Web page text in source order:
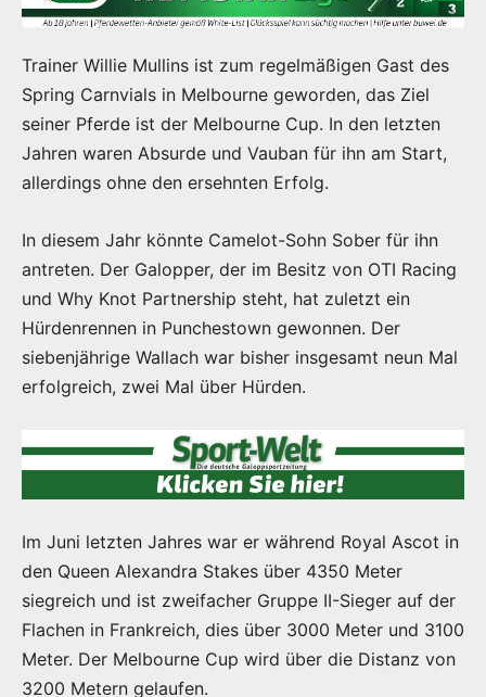
Trainer Willie Mullins ist zum regelmäßigen Gast des
Spring Carnvials in Melbourne geworden, das Ziel
seiner Pferde ist der Melbourne Cup. In den letzten
Jahren waren Absurde und Vauban für ihn am Start,
allerdings ohne den ersehnten Erfolg.
In diesem Jahr könnte Camelot-Sohn Sober für ihn
antreten. Der Galopper, der im Besitz von OTI Racing
und Why Knot Partnership steht, hat zuletzt ein
Hürdenrennen in Punchestown gewonnen. Der
siebenjährige Wallach war bisher insgesamt neun Mal
erfolgreich, zwei Mal über Hürden.
Im Juni letzten Jahres war er während Royal Ascot in
den Queen Alexandra Stakes über 4350 Meter
siegreich und ist zweifacher Gruppe II-Sieger auf der
Flachen in Frankreich, dies über 3000 Meter und 3100
Meter. Der Melbourne Cup wird über die Distanz von
3200 Metern gelaufen.